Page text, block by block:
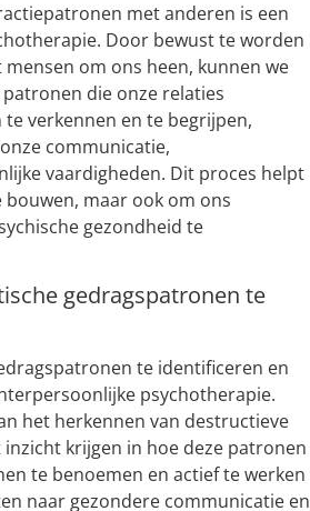
met anderen is een
Door bewust te worden
om ons heen, kunnen we
die onze relaties
verkennen en te begrijpen,
communicatie,
vaardigheden. Dit proces helpt
maar ook om ons
gezondheid te
gedragspatronen te
te identificeren en
psychotherapie.
het herkennen van destructieve
krijgen in hoe deze patronen
te benoemen en actief te werken
naar gezondere communicatie en